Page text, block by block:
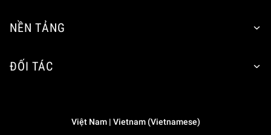
NỀN TẢNG
ĐỐI TÁC
Việt Nam | Vietnam (Vietnamese)